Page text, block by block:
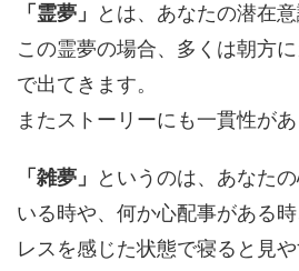
「霊夢」
とは、あなたの潜在
この霊夢の場合、多くは朝方
で出てきます。
またストーリーにも一貫性があ
「雑夢」
というのは、あなた
いる時や、何か心配事がある
レスを感じた状態で寝ると見